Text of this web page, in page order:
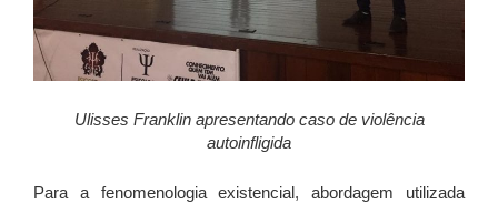
Ulisses Franklin apresentando caso de violência
autoinfligida
Para a fenomenologia existencial, abordagem utilizada